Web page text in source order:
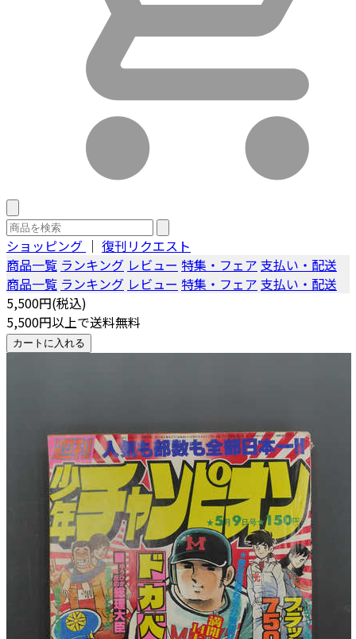
ショッピング ｜ 復刊リクエスト
商品一覧 ランキング レビュー 特集・フェア 支払い・配送
商品一覧 ランキング レビュー 特集・フェア 支払い・配送
5,500円(税込)
5,500円以上で送料無料
カートに入れる